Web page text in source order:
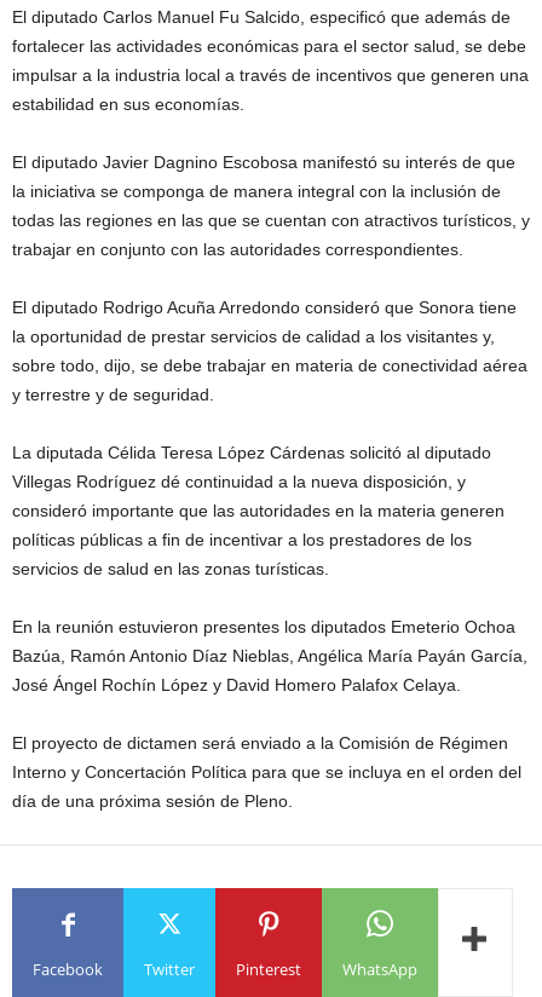
El diputado Carlos Manuel Fu Salcido, especificó que además de
fortalecer las actividades económicas para el sector salud, se debe
impulsar a la industria local a través de incentivos que generen una
estabilidad en sus economías.
El diputado Javier Dagnino Escobosa manifestó su interés de que
la iniciativa se componga de manera integral con la inclusión de
todas las regiones en las que se cuentan con atractivos turísticos, y
trabajar en conjunto con las autoridades correspondientes.
El diputado Rodrigo Acuña Arredondo consideró que Sonora tiene
la oportunidad de prestar servicios de calidad a los visitantes y,
sobre todo, dijo, se debe trabajar en materia de conectividad aérea
y terrestre y de seguridad.
La diputada Célida Teresa López Cárdenas solicitó al diputado
Villegas Rodríguez dé continuidad a la nueva disposición, y
consideró importante que las autoridades en la materia generen
políticas públicas a fin de incentivar a los prestadores de los
servicios de salud en las zonas turísticas.
En la reunión estuvieron presentes los diputados Emeterio Ochoa
Bazúa, Ramón Antonio Díaz Nieblas, Angélica María Payán García,
José Ángel Rochín López y David Homero Palafox Celaya.
El proyecto de dictamen será enviado a la Comisión de Régimen
Interno y Concertación Política para que se incluya en el orden del
día de una próxima sesión de Pleno.
Facebook Twitter Pinterest WhatsApp